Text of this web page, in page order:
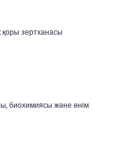
зертханасы
биохимиясы және өнім